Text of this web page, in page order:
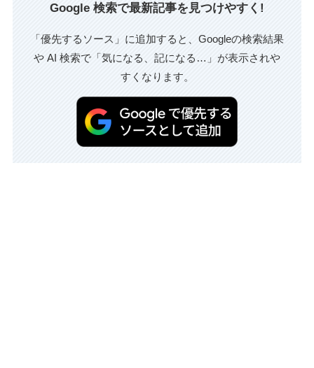
Google 検索で最新記事を見つけやすく!
「優先するソース」に追加すると、Googleの検索結果
や AI 検索で「気になる、記になる…」が表示されや
すくなります。